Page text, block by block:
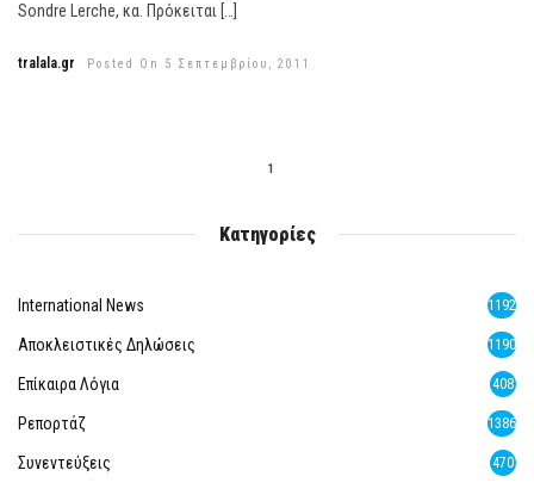
Sondre Lerche, κα. Πρόκειται […]
tralala.gr Posted On 5 Σεπτεμβρίου, 2011
1
Κατηγορίες
International News 1192
Αποκλειστικές Δηλώσεις 1190
Επίκαιρα Λόγια 408
Ρεπορτάζ 1386
Συνεντεύξεις 470